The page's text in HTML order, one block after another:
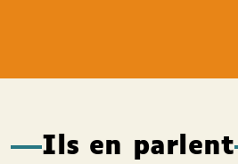
Ils en parlent